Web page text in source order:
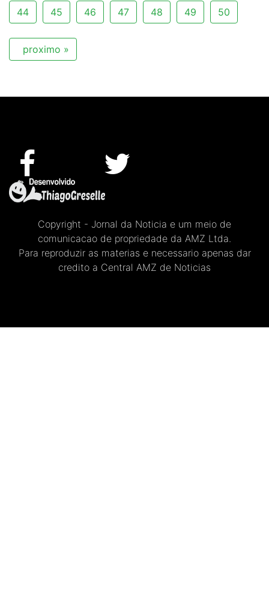
44 45 46 47 48 49 50
proximo »
Copyright - Jornal da Noticia e um meio de
comunicacao de propriedade da AMZ Ltda.
Para reproduzir as materias e necessario apenas dar
credito a Central AMZ de Noticias